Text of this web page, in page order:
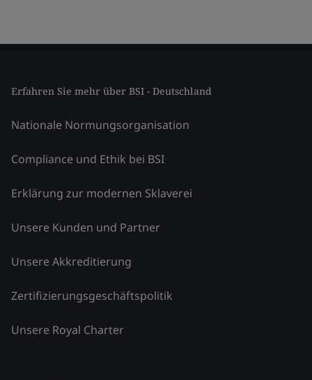
Erfahren Sie mehr über BSI - Deutschland
Nationale Normungsorganisation
Compliance und Ethik bei BSI
Erklärung zur modernen Sklaverei
Unsere Kunden und Partner
Unsere Akkreditierung
Zertifizierungsgeschäftspolitik
Unsere Royal Charter